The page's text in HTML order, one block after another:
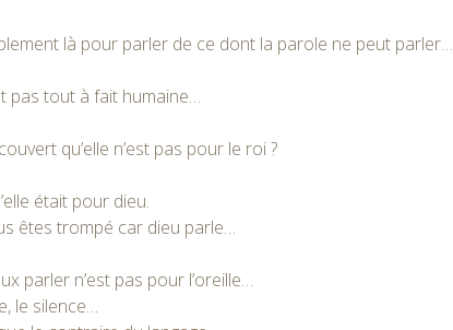
là pour parler de ce dont la parole ne peut parler…
pas tout à fait humaine…
qu’elle n’est pas pour le roi ?
était pour dieu.
êtes trompé car dieu parle…
parler n’est pas pour l’oreille…
le silence…